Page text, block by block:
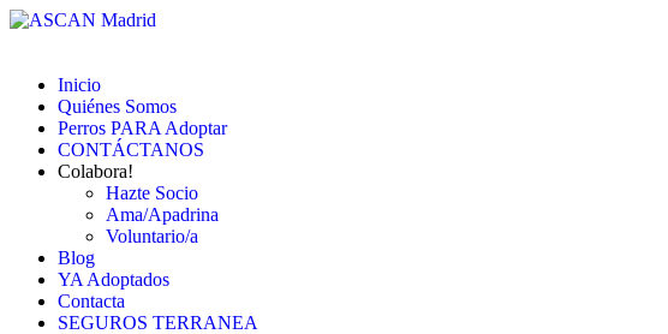
Inicio
Quiénes Somos
Perros PARA Adoptar
CONTÁCTANOS
Colabora!
Hazte Socio
Ama/Apadrina
Voluntario/a
Blog
YA Adoptados
Contacta
SEGUROS TERRANEA